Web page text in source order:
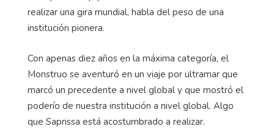
realizar una gira mundial, habla del peso de una
institución pionera.
Con apenas diez años en la máxima categoría, el
Monstruo se aventuró en un viaje por ultramar que
marcó un precedente a nivel global y que mostró el
poderío de nuestra institución a nivel global. Algo
que Saprissa está acostumbrado a realizar.